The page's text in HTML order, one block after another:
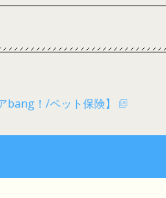
bang！/ペット保険】